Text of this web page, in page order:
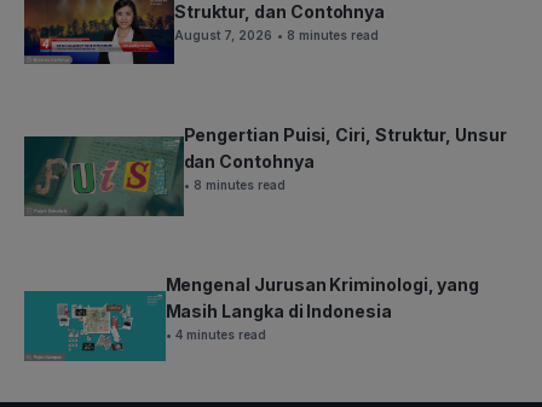
Struktur, dan Contohnya
August 7, 2026 • 8 minutes read
Pengertian Puisi, Ciri, Struktur, Unsur
dan Contohnya
• 8 minutes read
Mengenal Jurusan Kriminologi, yang
Masih Langka di Indonesia
• 4 minutes read